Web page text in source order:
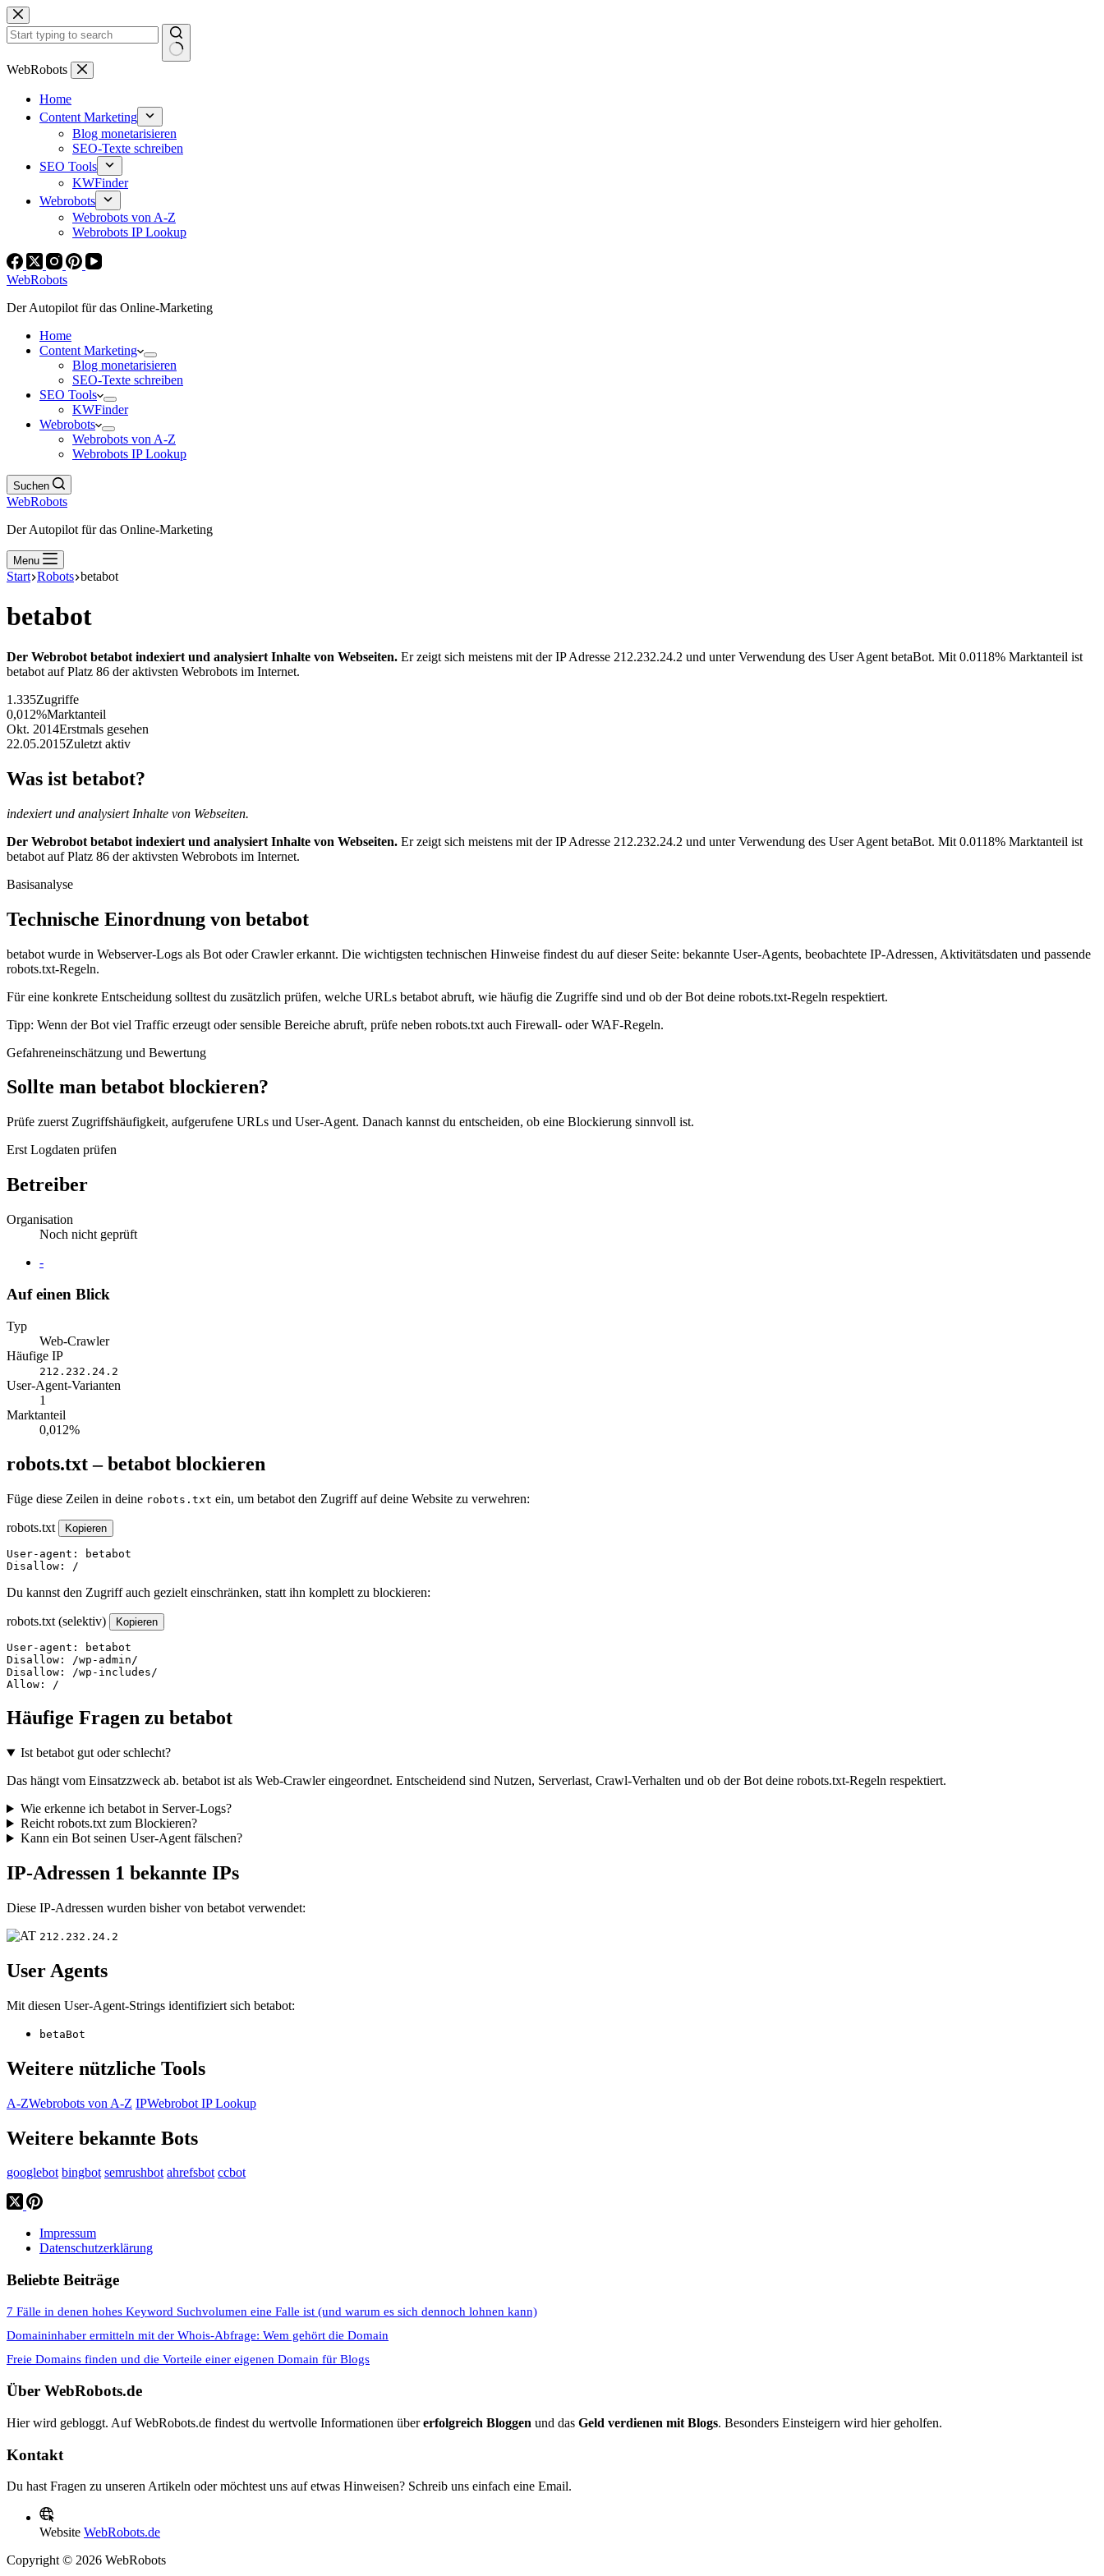
Zum
Inhalt
springen
Keine
WebRobots
Home
Content Marketing
Blog monetarisieren
SEO-Texte schreiben
SEO Tools
KWFinder
Webrobots
Webrobots von A-Z
Webrobots IP Lookup
WebRobots
Der Autopilot für das Online-Marketing
Home
Content Marketing
Blog monetarisieren
SEO-Texte schreiben
SEO Tools
KWFinder
Webrobots
Webrobots von A-Z
Webrobots IP Lookup
Suchen
WebRobots
Der Autopilot für das Online-Marketing
Menu
Start Robots betabot
betabot
Der Webrobot betabot indexiert und analysiert Inhalte von Webseiten. Er zeigt sich meistens mit der IP Adresse 212.232.24.2 und unter Verwendung des User Agent betaBot. Mit 0.0118% Marktanteil ist
betabot auf Platz 86 der aktivsten Webrobots im Internet.
1.335Zugriffe
0,012%Marktanteil
Okt. 2014Erstmals gesehen
22.05.2015Zuletzt aktiv
Was ist betabot?
indexiert und analysiert Inhalte von Webseiten.
Der Webrobot betabot indexiert und analysiert Inhalte von Webseiten. Er zeigt sich meistens mit der IP Adresse 212.232.24.2 und unter Verwendung des User Agent betaBot. Mit 0.0118% Marktanteil ist
betabot auf Platz 86 der aktivsten Webrobots im Internet.
Basisanalyse
Technische Einordnung von betabot
betabot wurde in Webserver-Logs als Bot oder Crawler erkannt. Die wichtigsten technischen Hinweise findest du auf dieser Seite: bekannte User-Agents, beobachtete IP-Adressen, Aktivitätsdaten und passende
robots.txt-Regeln.
Für eine konkrete Entscheidung solltest du zusätzlich prüfen, welche URLs betabot abruft, wie häufig die Zugriffe sind und ob der Bot deine robots.txt-Regeln respektiert.
Tipp: Wenn der Bot viel Traffic erzeugt oder sensible Bereiche abruft, prüfe neben robots.txt auch Firewall- oder WAF-Regeln.
Gefahreneinschätzung und Bewertung
Sollte man betabot blockieren?
Prüfe zuerst Zugriffshäufigkeit, aufgerufene URLs und User-Agent. Danach kannst du entscheiden, ob eine Blockierung sinnvoll ist.
Erst Logdaten prüfen
Betreiber
Organisation
Noch nicht geprüft
Website
-
Auf einen Blick
Typ
Web-Crawler
Häufige IP
212.232.24.2
User-Agent-Varianten
1
Marktanteil
0,012%
robots.txt – betabot blockieren
Füge diese Zeilen in deine robots.txt ein, um betabot den Zugriff auf deine Website zu verwehren:
robots.txt Kopieren
User-agent: betabot
Disallow: /
Du kannst den Zugriff auch gezielt einschränken, statt ihn komplett zu blockieren:
robots.txt (selektiv) Kopieren
User-agent: betabot
Disallow: /wp-admin/
Disallow: /wp-includes/
Allow: /
Häufige Fragen zu betabot
Ist betabot gut oder schlecht?
Das hängt vom Einsatzzweck ab. betabot ist als Web-Crawler eingeordnet. Entscheidend sind Nutzen, Serverlast, Crawl-Verhalten und ob der Bot deine robots.txt-Regeln respektiert.
Wie erkenne ich betabot in Server-Logs?
Reicht robots.txt zum Blockieren?
Kann ein Bot seinen User-Agent fälschen?
IP-Adressen 1 bekannte IPs
Diese IP-Adressen wurden bisher von betabot verwendet:
212.232.24.2
User Agents
Mit diesen User-Agent-Strings identifiziert sich betabot:
betaBot
Weitere nützliche Tools
A-ZWebrobots von A-Z IPWebrobot IP Lookup
Weitere bekannte Bots
googlebot bingbot semrushbot ahrefsbot ccbot
Impressum
Datenschutzerklärung
Beliebte Beiträge
7 Fälle in denen hohes Keyword Suchvolumen eine Falle ist (und warum es sich dennoch lohnen kann)
Domaininhaber ermitteln mit der Whois-Abfrage: Wem gehört die Domain
Freie Domains finden und die Vorteile einer eigenen Domain für Blogs
Über WebRobots.de
Hier wird gebloggt. Auf WebRobots.de findest du wertvolle Informationen übererfolgreich Bloggen und das Geld verdienen mit Blogs. Besonders Einsteigern wird hier geholfen.
Kontakt
Du hast Fragen zu unseren Artikeln oder möchtest uns auf etwas Hinweisen? Schreib uns einfach eine Email.
Website WebRobots.de
Copyright © 2026 WebRobots